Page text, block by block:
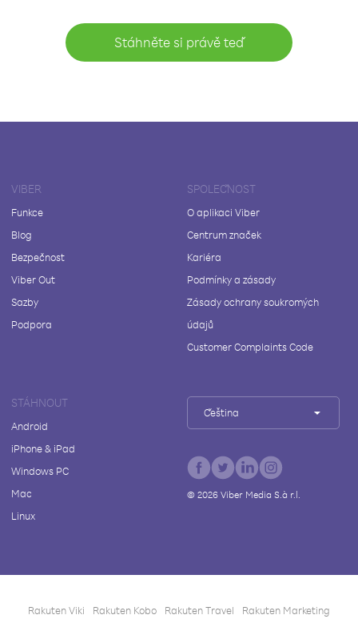
Stáhněte si právě teď
VIBER
Funkce
Blog
Bezpečnost
Viber Out
Sazby
Podpora
SPOLEČNOST
O aplikaci Viber
Centrum značek
Kariéra
Podmínky a zásady
Zásady ochrany soukromých
údajů
Customer Complaints Code
STÁHNOUT
Android
iPhone & iPad
Windows PC
Mac
Linux
Čeština
© 2026Viber Media S.à r.l.
Rakuten Viki Rakuten Kobo Rakuten Travel Rakuten Marketing